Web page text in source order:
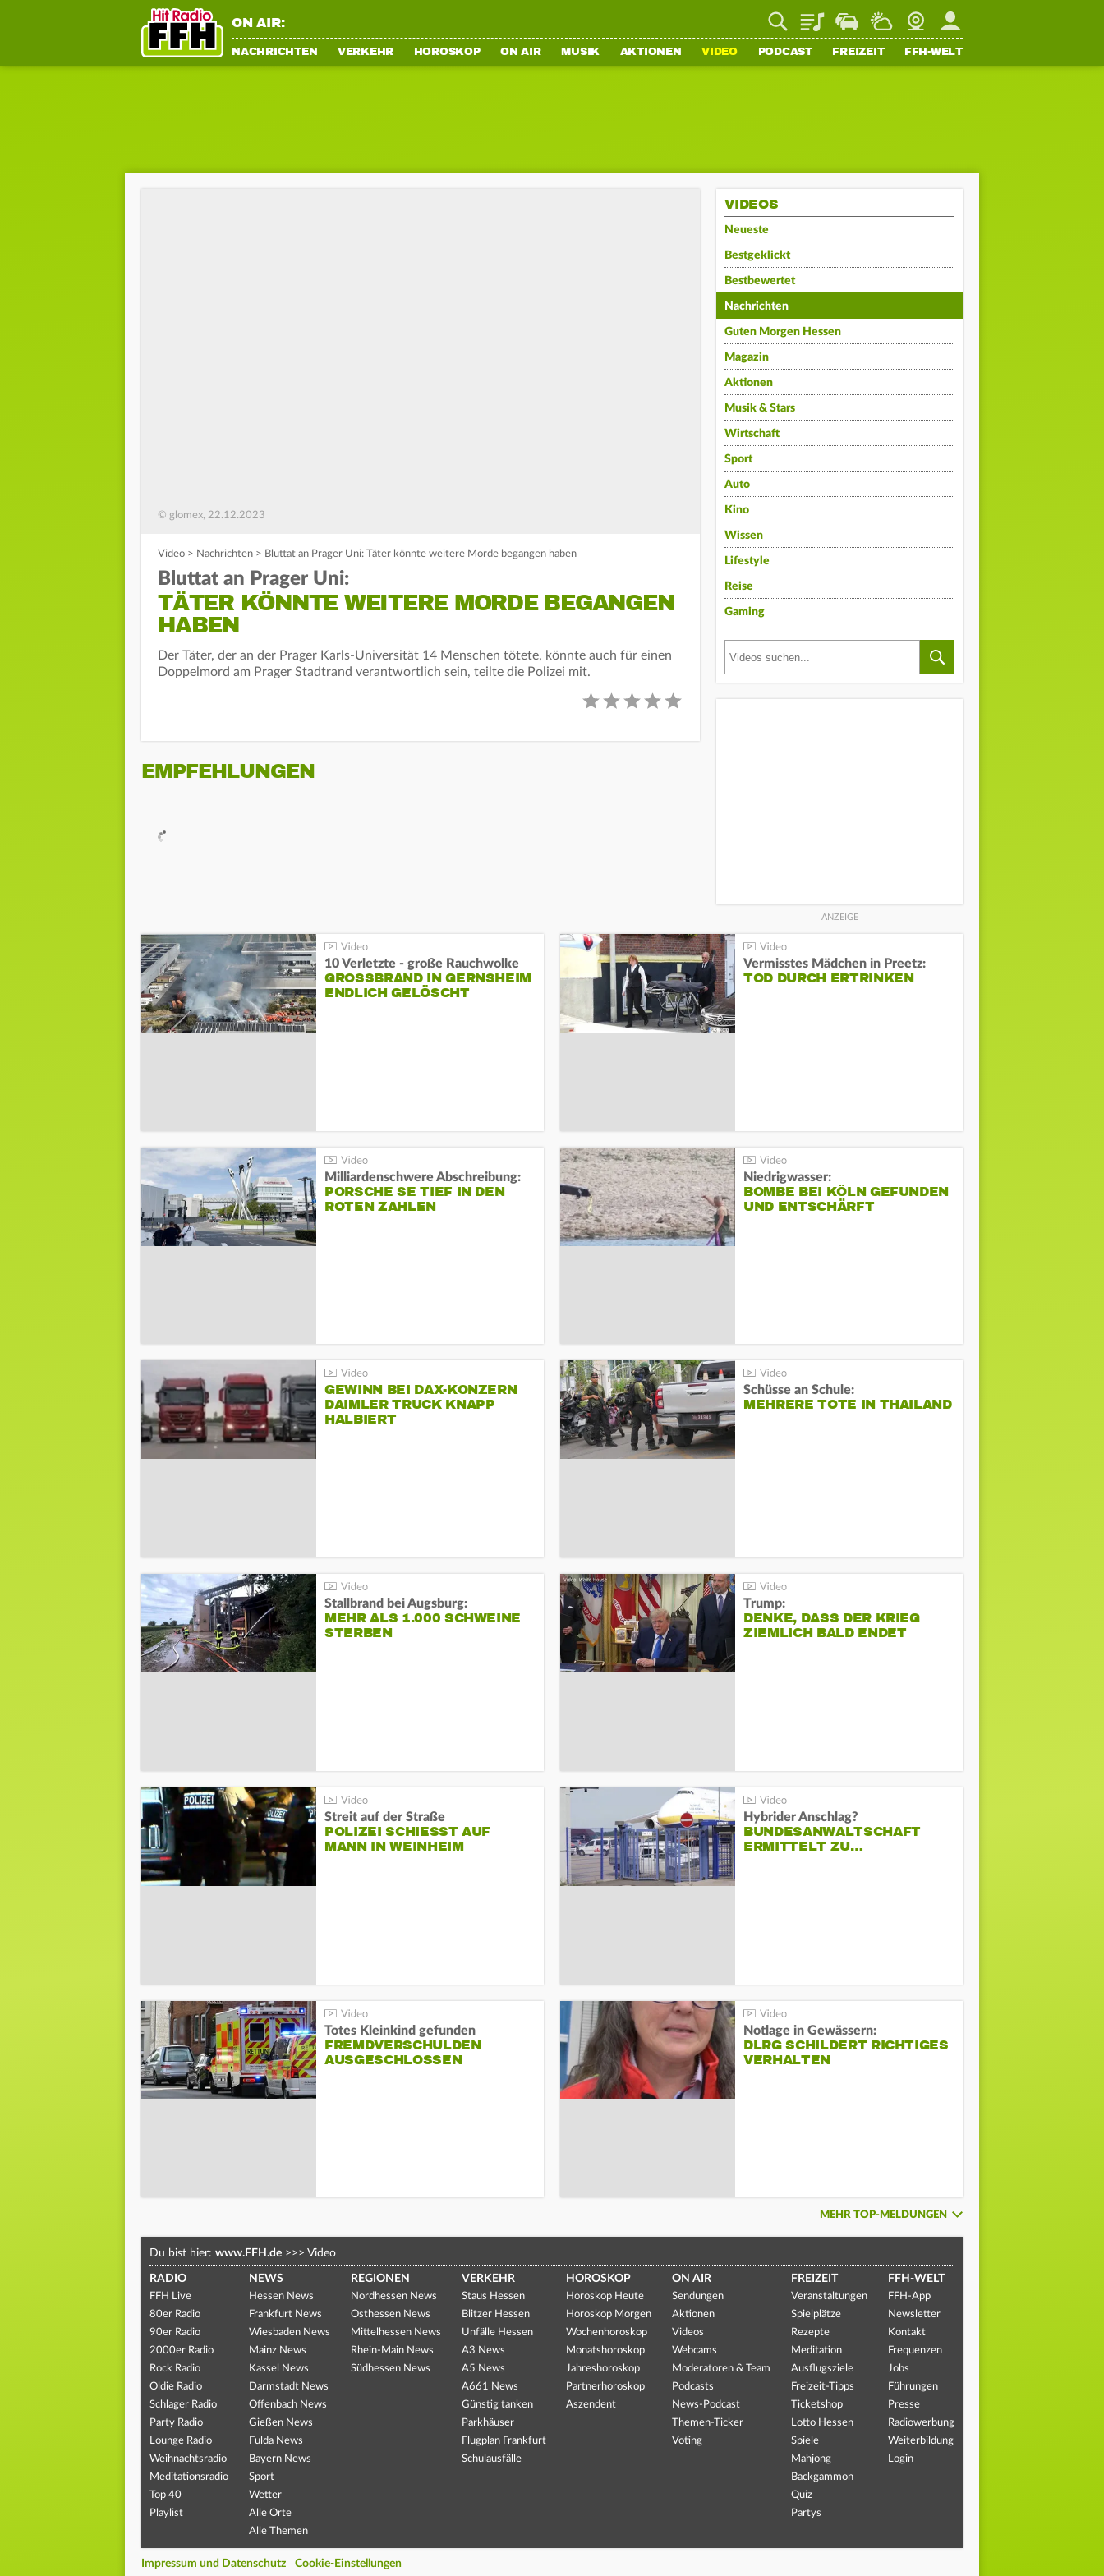
ON AIR: PlaylistStaupilotWetterWebcamMein FFH
NACHRICHTEN VERKEHR HOROSKOP ON AIR MUSIK AKTIONEN VIDEO PODCAST FREIZEIT FFH-WELT
© glomex, 22.12.2023
Video > Nachrichten > Bluttat an Prager Uni: Täter könnte weitere Morde begangen haben
Bluttat an Prager Uni:
TÄTER KÖNNTE WEITERE MORDE BEGANGEN
HABEN
Der Täter, der an der Prager Karls-Universität 14 Menschen tötete, könnte auch für einen
Doppelmord am Prager Stadtrand verantwortlich sein, teilte die Polizei mit.
EMPFEHLUNGEN
VIDEOS
Neueste
Bestgeklickt
Bestbewertet
Nachrichten
Guten Morgen Hessen
Magazin
Aktionen
Musik & Stars
Wirtschaft
Sport
Auto
Kino
Wissen
Lifestyle
Reise
Gaming
10 Verletzte - große Rauchwolke
GROSSBRAND IN GERNSHEIM E
NDLICH GELÖSCHT
Vermisstes Mädchen in Preetz:
TOD DURCH ERTRINKEN
Milliardenschwere Abschreibung:
PORSCHE SE TIEF IN DEN
ROTEN ZAHLEN
Niedrigwasser:
BOMBE BEI KÖLN GEFUNDEN
UND ENTSCHÄRFT
GEWINN BEI DAX-KONZERN
DAIMLER TRUCK KNAPP
HALBIERT
Schüsse an Schule:
MEHRERE TOTE IN THAILAND
Stallbrand bei Augsburg:
MEHR ALS 1.000 SCHWEINE
STERBEN
Trump:
DENKE, DASS DER KRIEG
ZIEMLICH BALD ENDET
Streit auf der Straße
POLIZEI SCHIESST AUF M
ANN IN WEINHEIM
Hybrider Anschlag?
BUNDESANWALTSCHAFT
ERMITTELT ZU…
Totes Kleinkind gefunden
FREMDVERSCHULDEN
AUSGESCHLOSSEN
Notlage in Gewässern:
DLRG SCHILDERT RICHTIGES
VERHALTEN
MEHR TOP-MELDUNGEN
Du bist hier: www.FFH.de >>> Video
RADIO
FFH Live
80er Radio
90er Radio
2000er Radio
Rock Radio
Oldie Radio
Schlager Radio
Party Radio
Lounge Radio
Weihnachtsradio
Meditationsradio
Top 40
Playlist
NEWS
Hessen News
Frankfurt News
Wiesbaden News
Mainz News
Kassel News
Darmstadt News
Offenbach News
Gießen News
Fulda News
Bayern News
Sport
Wetter
Alle Orte
Alle Themen
REGIONEN
Nordhessen News
Osthessen News
Mittelhessen News
Rhein-Main News
Südhessen News
VERKEHR
Staus Hessen
Blitzer Hessen
Unfälle Hessen
A3 News
A5 News
A661 News
Günstig tanken
Parkhäuser
Flugplan Frankfurt
Schulausfälle
HOROSKOP
Horoskop Heute
Horoskop Morgen
Wochenhoroskop
Monatshoroskop
Jahreshoroskop
Partnerhoroskop
Aszendent
ON AIR
Sendungen
Aktionen
Videos
Webcams
Moderatoren & Team
Podcasts
News-Podcast
Themen-Ticker
Voting
FREIZEIT
Veranstaltungen
Spielplätze
Rezepte
Meditation
Ausflugsziele
Freizeit-Tipps
Ticketshop
Lotto Hessen
Spiele
Mahjong
Backgammon
Quiz
Partys
FFH-WELT
FFH-App
Newsletter
Kontakt
Frequenzen
Jobs
Führungen
Presse
Radiowerbung
Weiterbildung
Login
Impressum und Datenschutz Cookie-Einstellungen